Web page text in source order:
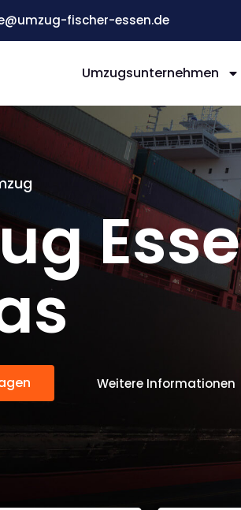
fischer-essen.de
Umzugsunternehmen
Weitere Informationen